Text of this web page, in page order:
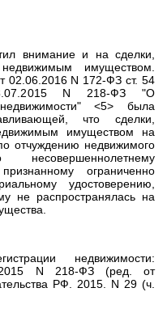
внимание и на сделки,
имуществом.
02.06.2016 N 172-ФЗ ст. 54
N 218-ФЗ "О
недвижимости" <5> была
что сделки,
имуществом на
отчуждению недвижимого
несовершеннолетнему
ограниченно
удостоверению,
не распространялась на
недвижимости:
N 218-ФЗ (ред. от
РФ. 2015. N 29 (ч.